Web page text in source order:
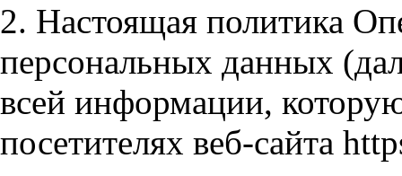
2. Настоящая политика
персональных данных
всей информации,
посетителях веб-сайта